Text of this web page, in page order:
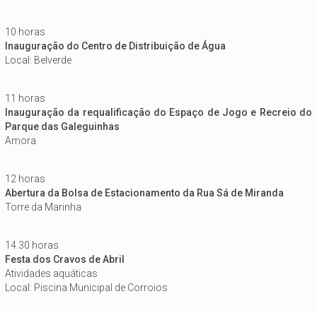
10 horas
Inauguração do Centro de Distribuição de Água
Local: Belverde
11 horas
Inauguração da requalificação do Espaço de Jogo e Recreio do
Parque das Galeguinhas
Amora
12 horas
Abertura da Bolsa de Estacionamento da Rua Sá de Miranda
Torre da Marinha
14.30 horas
Festa dos Cravos de Abril
Atividades aquáticas
Local: Piscina Municipal de Corroios